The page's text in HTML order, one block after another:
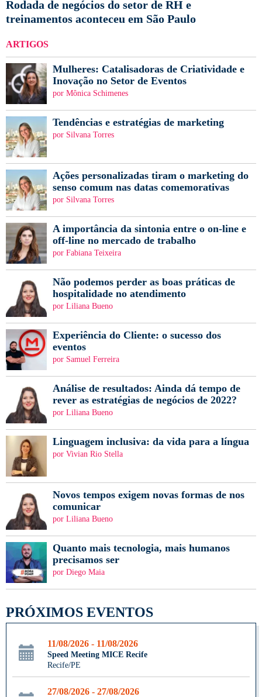
Rodada de negócios do setor de RH e
treinamentos aconteceu em São Paulo
ARTIGOS
Mulheres: Catalisadoras de Criatividade e
Inovação no Setor de Eventos
por Mônica Schimenes
Tendências e estratégias de marketing
por Silvana Torres
Ações personalizadas tiram o marketing do
senso comum nas datas comemorativas
por Silvana Torres
A importância da sintonia entre o on-line e
off-line no mercado de trabalho
por Fabiana Teixeira
Não podemos perder as boas práticas de
hospitalidade no atendimento
por Liliana Bueno
Experiência do Cliente: o sucesso dos
eventos
por Samuel Ferreira
Análise de resultados: Ainda dá tempo de
rever as estratégias de negócios de 2022?
por Liliana Bueno
Linguagem inclusiva: da vida para a língua
por Vivian Rio Stella
Novos tempos exigem novas formas de nos
comunicar
por Liliana Bueno
Quanto mais tecnologia, mais humanos
precisamos ser
por Diego Maia
PRÓXIMOS EVENTOS
11/08/2026 - 11/08/2026
Speed Meeting MICE Recife
Recife/PE
27/08/2026 - 27/08/2026